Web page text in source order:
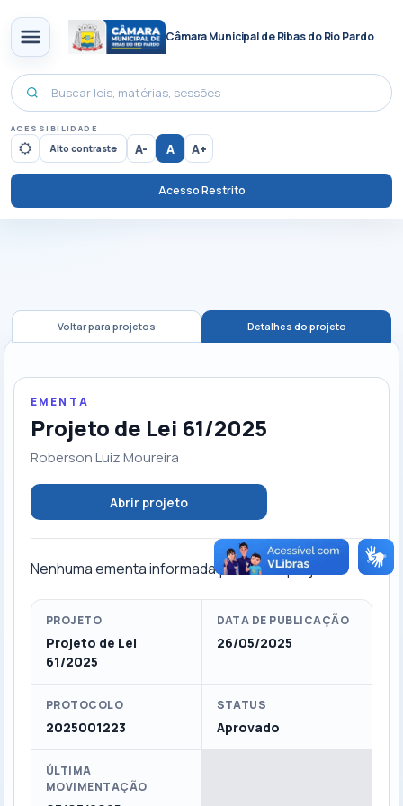
Câmara Municipal de Ribas do Rio Pardo
ACESSIBILIDADE
Alto contraste A- A A+
Acesso Restrito
Voltar para projetos Detalhes do projeto
EMENTA
Projeto de Lei 61/2025
Roberson Luiz Moureira
Abrir projeto
Nenhuma ementa informada para este projeto.
PROJETO
Projeto de Lei
61/2025
DATA DE PUBLICAÇÃO
26/05/2025
PROTOCOLO
2025001223
STATUS
Aprovado
ÚLTIMA
MOVIMENTAÇÃO